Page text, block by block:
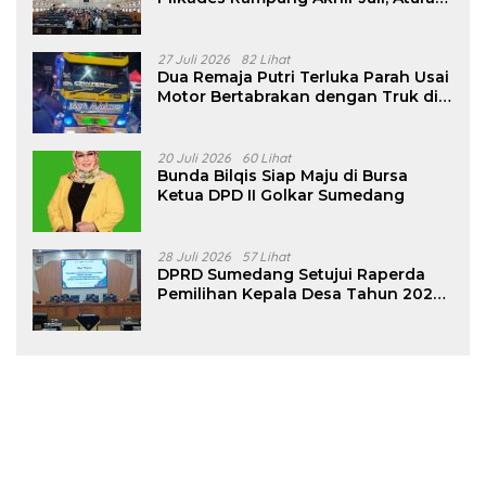
27 Juli 2026 82 Lihat
Dua Remaja Putri Terluka Parah Usai
Motor Bertabrakan dengan Truk di
20 Juli 2026 60 Lihat
Bunda Bilqis Siap Maju di Bursa
Ketua DPD II Golkar Sumedang
28 Juli 2026 57 Lihat
DPRD Sumedang Setujui Raperda
Pemilihan Kepala Desa Tahun 2026